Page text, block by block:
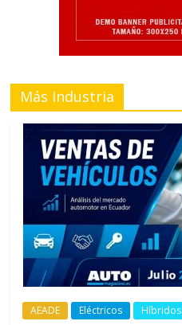
Más Industria
AEADE Eléctricos Híbridos